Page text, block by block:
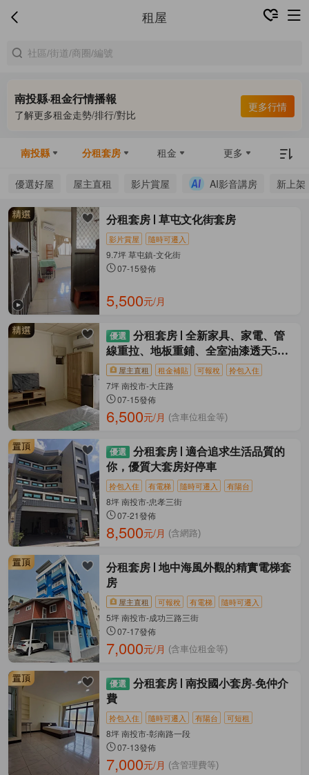
租屋
南投縣·租金行情播報
了解更多租金走勢/排行/對比
更多行情
南投縣 分租套房 租金 更多
優選好屋 屋主直租 影片賞屋 AI影音講房 新上架
分租套房 草屯文化街套房
影片賞屋 隨時可遷入
9.7坪 草屯鎮-文化街
07-15發佈
5,500元/月
分租套房
全新家具、家電、管
線重拉、地板重鋪、全室油漆透天5套
房屋主直租 租金補貼 可報稅 拎包入住
7坪 南投市-大庄路
07-15發佈
6,500元/月 (含車位租金等)
分租套房
適合追求生活品質的
你，優質大套房好停車
拎包入住 有電梯 隨時可遷入 有陽台
8坪 南投市-忠孝三街
07-21發佈
8,500元/月 (含網路)
分租套房
地中海風外觀的精實電梯套
房
屋主直租 可報稅 有電梯 隨時可遷入
5坪 南投市-成功三路三街
07-17發佈
7,000元/月 (含車位租金等)
分租套房
南投國小套房-免仲介
費
拎包入住 隨時可遷入 有陽台 可短租
8坪 南投市-彰南路一段
07-13發佈
7,000元/月 (含管理費等)